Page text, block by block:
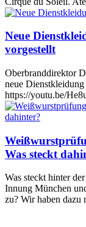
Neue
vorgestellt
Oberbranddirektor
neue
https://youtu.be/
Was steckt
Was steckt hinter
Innung München
zu? Wir haben dazu